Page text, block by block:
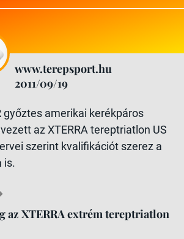
www.terepsport.hu
2011/09/19
győztes amerikai kerékpáros
az XTERRA tereptriatlon US
szerint kvalifikációt szerez a
is.
az XTERRA extrém tereptriatlon